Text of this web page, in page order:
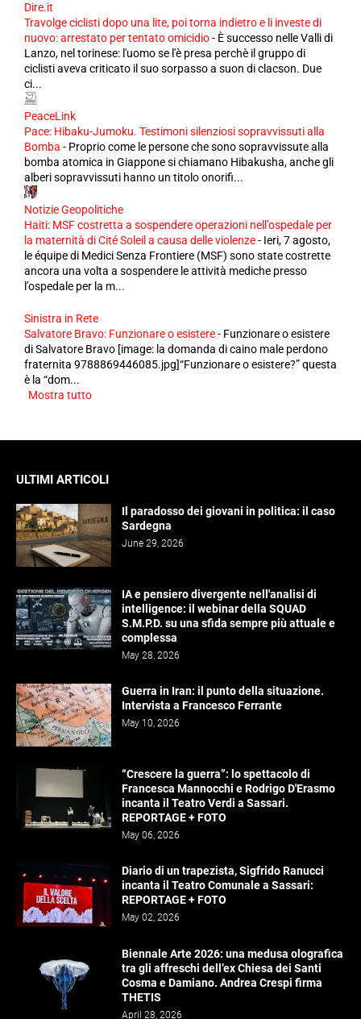
Dire.it
Travolge ciclisti dopo una lite, poi torna indietro e li investe di
nuovo: arrestato per tentato omicidio- È successo nelle Valli di
Lanzo, nel torinese: l'uomo se l'è presa perchè il gruppo di
ciclisti aveva criticato il suo sorpasso a suon di clacson. Due
ci...
PeaceLink
Pace: Hibaku-Jumoku. Testimoni silenziosi sopravvissuti alla
Bomba - Proprio come le persone che sono sopravvissute alla
bomba atomica in Giappone si chiamano Hibakusha, anche gli
alberi sopravvissuti hanno un titolo onorifi...
Notizie Geopolitiche
Haiti: MSF costretta a sospendere operazioni nell’ospedale per
la maternità di Cité Soleil a causa delle violenze- Ieri, 7 agosto,
le équipe di Medici Senza Frontiere (MSF) sono state costrette
ancora una volta a sospendere le attività mediche presso
l’ospedale per la m...
Sinistra in Rete
Salvatore Bravo: Funzionare o esistere- Funzionare o esistere
di Salvatore Bravo [image: la domanda di caino male perdono
fraternita 9788869446085.jpg]“Funzionare o esistere?” questa
è la “dom...
Mostra tutto
ULTIMI ARTICOLI
Il paradosso dei giovani in politica: il caso
Sardegna
June 29, 2026
IA e pensiero divergente nell'analisi di
intelligence: il webinar della SQUAD
S.M.P.D. su una sfida sempre più attuale e
complessa
May 28, 2026
Guerra in Iran: il punto della situazione.
Intervista a Francesco Ferrante
May 10, 2026
“Crescere la guerra”: lo spettacolo di
Francesca Mannocchi e Rodrigo D'Erasmo
incanta il Teatro Verdi a Sassari.
REPORTAGE + FOTO
May 06, 2026
Diario di un trapezista, Sigfrido Ranucci
incanta il Teatro Comunale a Sassari:
REPORTAGE + FOTO
May 02, 2026
Biennale Arte 2026: una medusa olografica
tra gli affreschi dell’ex Chiesa dei Santi
Cosma e Damiano. Andrea Crespi firma
THETIS
April 28, 2026